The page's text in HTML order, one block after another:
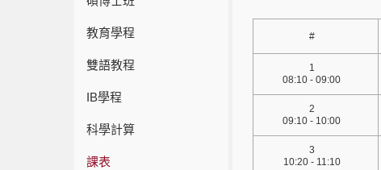
教育學程
雙語教程
IB學程
科學計算
課表
#
1
08:10 - 09:00
2
09:10 - 10:00
3
10:20 - 11:10